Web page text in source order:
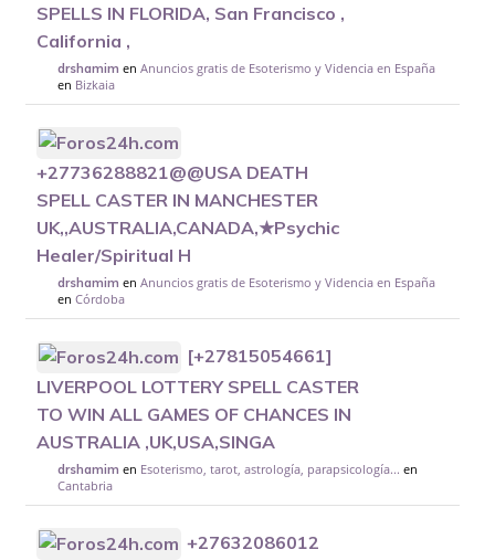
SPELLS IN FLORIDA, San Francisco ,
California ,
drshamim enAnuncios gratis de Esoterismo y Videncia en España
en Bizkaia
+27736288821@@USA DEATH
SPELL CASTER IN MANCHESTER
UK,,AUSTRALIA,CANADA,★Psychic
Healer/Spiritual H
drshamim enAnuncios gratis de Esoterismo y Videncia en España
enCórdoba
[+27815054661]
LIVERPOOL LOTTERY SPELL CASTER
TO WIN ALL GAMES OF CHANCES IN
AUSTRALIA ,UK,USA,SINGA
drshamim en Esoterismo, tarot, astrología, parapsicología... en
Cantabria
+27632086012